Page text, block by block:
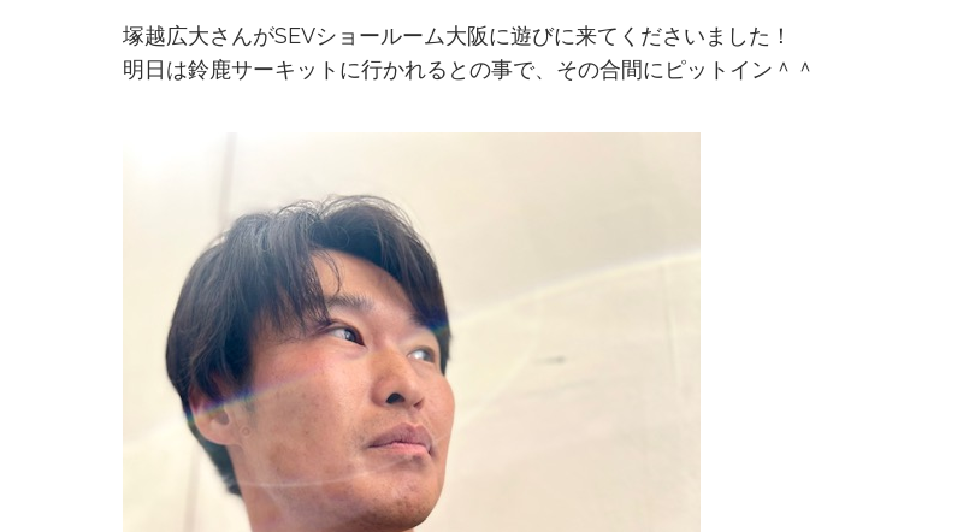
塚越広大さんがSEVショールーム大阪に遊びに来てくださいました！
明日は鈴鹿サーキットに行かれるとの事で、その合間にピットイン＾＾